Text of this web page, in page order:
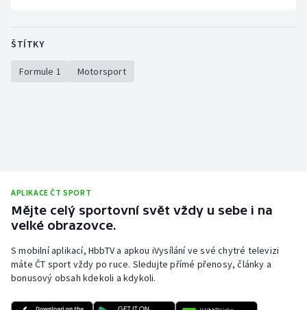
ŠTÍTKY
Formule 1 Motorsport
APLIKACE ČT SPORT
Mějte celý sportovní svět vždy u sebe i na
velké obrazovce.
S mobilní aplikací, HbbTV a apkou iVysílání ve své chytré televizi
máte ČT sport vždy po ruce. Sledujte přímé přenosy, články a
bonusový obsah kdekoli a kdykoli.